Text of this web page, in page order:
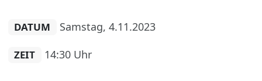
DATUM Samstag, 4.11.2023
ZEIT 14:30 Uhr